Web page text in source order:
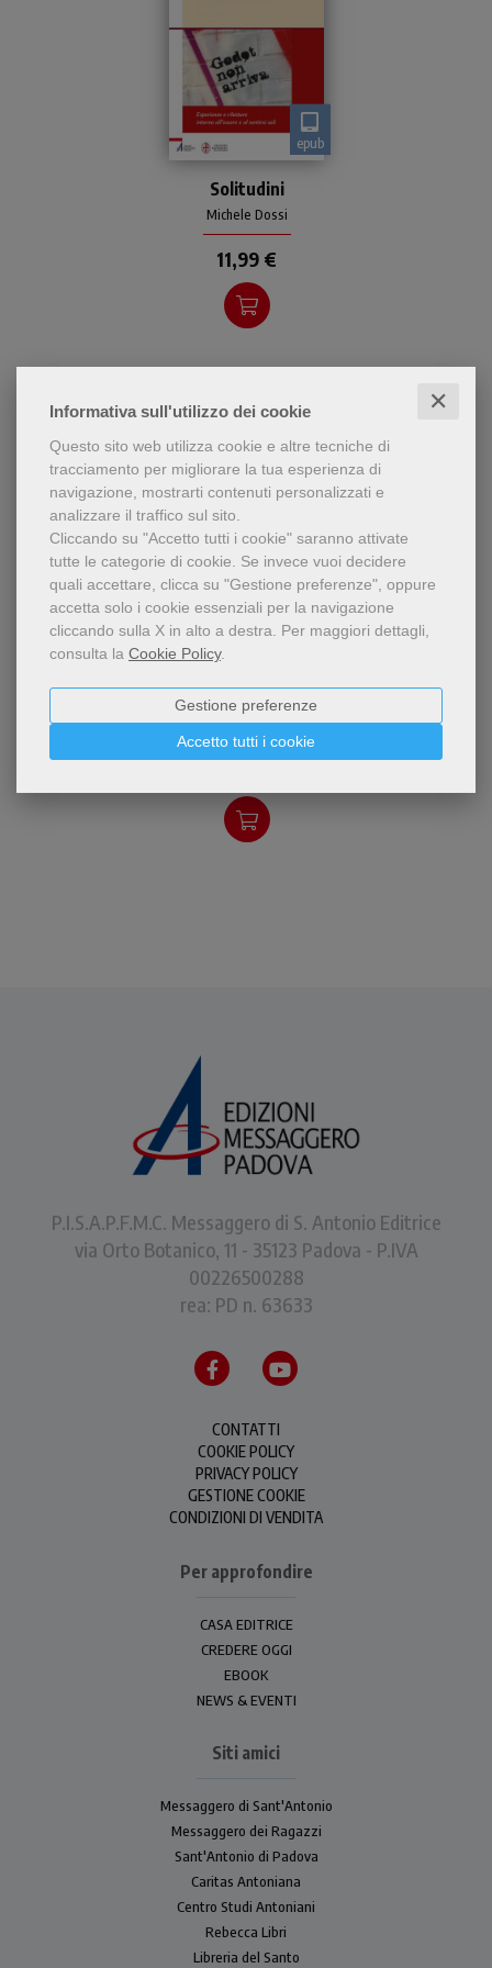
Informativa sull'utilizzo dei cookie ✕
Questo sito web utilizza cookie e altre tecniche di
tracciamento per migliorare la tua esperienza di
navigazione, mostrarti contenuti personalizzati e
analizzare il traffico sul sito.
Cliccando su "Accetto tutti i cookie" saranno attivate
tutte le categorie di cookie. Se invece vuoi decidere
quali accettare, clicca su "Gestione preferenze", oppure
accetta solo i cookie essenziali per la navigazione
cliccando sulla X in alto a destra. Per maggiori dettagli,
consulta la Cookie Policy.
Accetto tutti i cookie
Gestione preferenze
epub
nei suoi significati, la parola
‘solitudine’ richiama vissuti
molto diversi e risonanze
valoriali p
Solitudini
Michele Dossi
11,99 €
Straordinariamente plurima
nei suoi significati, la parola
‘solitudine’ richiama vissuti
molto diversi e risonanze
Solitudini
P.I.S.A.P.F.M.C. Messaggero di S. Antonio Editrice
via Orto Botanico, 11 - 35123 Padova - P.IVA
00226500288
rea: PD n. 63633
CONTATTI
COOKIE POLICY
PRIVACY POLICY
GESTIONE COOKIE
CONDIZIONI DI VENDITA
Per approfondire
CASA EDITRICE
CREDERE OGGI
EBOOK
NEWS & EVENTI
Siti amici
Messaggero di Sant'Antonio
Messaggero dei Ragazzi
Sant'Antonio di Padova
Caritas Antoniana
Centro Studi Antoniani
Rebecca Libri
Libreria del Santo